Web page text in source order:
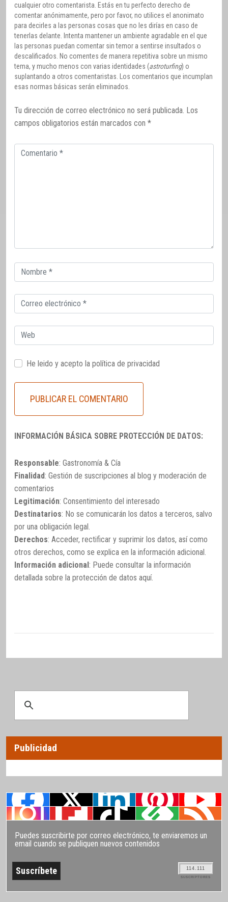
cualquier otro comentarista. Estás en tu perfecto derecho de
comentar anónimamente, pero por favor, no utilices el anonimato
para decirles a las personas cosas que no les dirías en caso de
tenerlas delante. Intenta mantener un ambiente agradable en el que
las personas puedan comentar sin temor a sentirse insultados o
descalificados. No comentes de manera repetitiva sobre un mismo
tema, y mucho menos con varias identidades (astroturfing) o
suplantando a otros comentaristas. Los comentarios que incumplan
esas normas básicas serán eliminados.
Tu dirección de correo electrónico no será publicada. Los
campos obligatorios están marcados con *
Comentario
Correo
electrónico
Correo
electrónico
Web
He leido y acepto la política de privacidad
INFORMACIÓN BÁSICA SOBRE PROTECCIÓN DE DATOS:
Responsable: Gastronomía & Cía
Finalidad: Gestión de suscripciones al blog y moderación de
comentarios
Legitimación: Consentimiento del interesado
Destinatarios: No se comunicarán los datos a terceros, salvo
por una obligación legal.
Derechos: Acceder, rectificar y suprimir los datos, así como
otros derechos, como se explica en la información adicional.
Información adicional: Puede consultar la información
detallada sobre la protección de datos aquí.
Publicidad
Puedes suscribirte por correo electrónico, te enviaremos un
email cuando se publiquen nuevos contenidos
114.111
SUSCRIPTORES